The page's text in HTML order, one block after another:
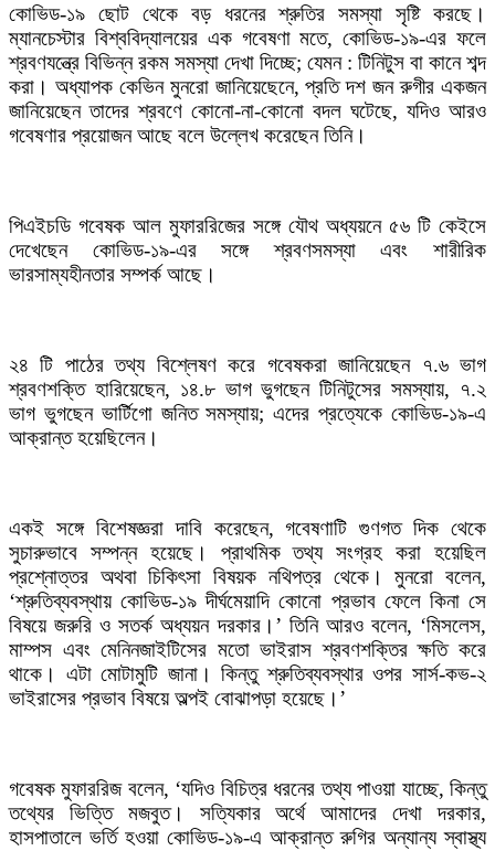
কোভিড-১৯ ছোট থেকে বড় ধরনের শ্রুতির সমস্যা সৃষ্টি করছে।
ম্যানচেস্টার বিশ্ববিদ্যালয়ের এক গবেষণা মতে, কোভিড-১৯-এর ফলে
শ্রবণযন্ত্রে বিভিন্ন রকম সমস্যা দেখা দিচ্ছে; যেমন : টিনিটুস বা কানে শব্দ
করা। অধ্যাপক কেভিন মুনরো জানিয়েছেনে, প্রতি দশ জন রুগীর একজন
জানিয়েছেন তাদের শ্রবণে কোনো-না-কোনো বদল ঘটেছে, যদিও আরও
গবেষণার প্রয়োজন আছে বলে উল্লেখ করেছেন তিনি।
পিএইচডি গবেষক আল মুফাররিজের সঙ্গে যৌথ অধ্যয়নে ৫৬ টি কেইসে
দেখেছেন কোভিড-১৯-এর সঙ্গে শ্রবণসমস্যা এবং শারীরিক
ভারসাম্যহীনতার সম্পর্ক আছে।
২৪ টি পাঠের তথ্য বিশ্লেষণ করে গবেষকরা জানিয়েছেন ৭.৬ ভাগ
শ্রবণশক্তি হারিয়েছেন, ১৪.৮ ভাগ ভুগছেন টিনিটুসের সমস্যায়, ৭.২
ভাগ ভুগছেন ভার্টিগো জনিত সমস্যায়; এদের প্রত্যেকে কোভিড-১৯-এ
আক্রান্ত হয়েছিলেন।
একই সঙ্গে বিশেষজ্ঞরা দাবি করেছেন, গবেষণাটি গুণগত দিক থেকে
সুচারুভাবে সম্পন্ন হয়েছে। প্রাথমিক তথ্য সংগ্রহ করা হয়েছিল
প্রশ্নোত্তর অথবা চিকিৎসা বিষয়ক নথিপত্র থেকে। মুনরো বলেন,
‘শ্রুতিব্যবস্থায় কোভিড-১৯ দীর্ঘমেয়াদি কোনো প্রভাব ফেলে কিনা সে
বিষয়ে জরুরি ও সতর্ক অধ্যয়ন দরকার।’ তিনি আরও বলেন, ‘মিসলেস,
মাম্পস এবং মেনিনজাইটিসের মতো ভাইরাস শ্রবণশক্তির ক্ষতি করে
থাকে। এটা মোটামুটি জানা। কিন্তু শ্রুতিব্যবস্থার ওপর সার্স-কভ-২
ভাইরাসের প্রভাব বিষয়ে অল্পই বোঝাপড়া হয়েছে।’
গবেষক মুফাররিজ বলেন, ‘যদিও বিচিত্র ধরনের তথ্য পাওয়া যাচ্ছে, কিন্তু
তথ্যের ভিত্তি মজবুত। সত্যিকার অর্থে আমাদের দেখা দরকার,
হাসপাতালে ভর্তি হওয়া কোভিড-১৯-এ আক্রান্ত রুগির অন্যান্য স্বাস্থ্য